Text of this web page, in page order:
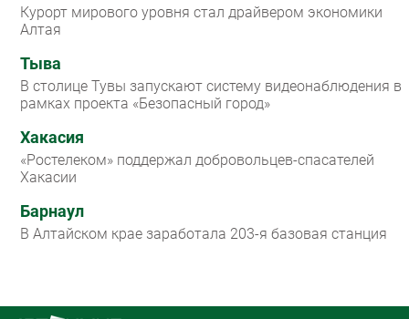
Курорт мирового уровня стал драйвером экономики
Алтая
Тыва
В столице Тувы запускают систему видеонаблюдения в
рамках проекта «Безопасный город»
Хакасия
«Ростелеком» поддержал добровольцев-спасателей
Хакасии
Барнаул
В Алтайском крае заработала 203-я базовая станция